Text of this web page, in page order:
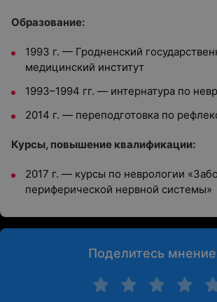
Образование:
1993 г. — Гродненский
медицинский институт
1993–1994 гг. — интернатура по
2014 г. — переподготовка по
Курсы, повышение квалификации:
2017 г. — курсы по неврологии
периферической нервной системы»
Поделитесь